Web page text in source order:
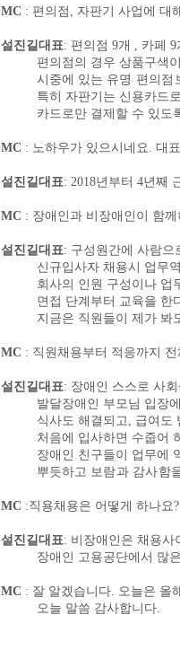
MC : 편의점 , 자판기 사업에 대
설진길대표: 편의점 9개 , 카페 9
편의점의 경우 상품구색
시중에 있는 유명 편의점
특히 자판기는 신용카드
카드로만 결제할 수 있도
MC : 노하우가 있으시네요. 대
설진길대표: 2018년부터 4년째
MC : 장애인과 비장애인이 함께
설진길대표: 구성원간에 사람으
신규입사자 채용시 업무
회사의 인원 구성이나 업
면접 단계부터 교육을 한
지금은 직원들이 제가 봐
MC : 직원채용부터 적응까지
설진길대표: 장애인 스스로 사
발달장애인 부모님 입장
식사도 해결되고, 급여도
처음에 입사하면 수줍어
장애인 친구들이 업무에
뿌듯하고 보람과 감사함
MC :직용채용은 어떻게 하나요?
설진길대표: 비장애인은 채용사
장애인 고용공단에서 많은
MC : 잘 알겠습니다. 오늘은 올
오늘 말씀 감사합니다.